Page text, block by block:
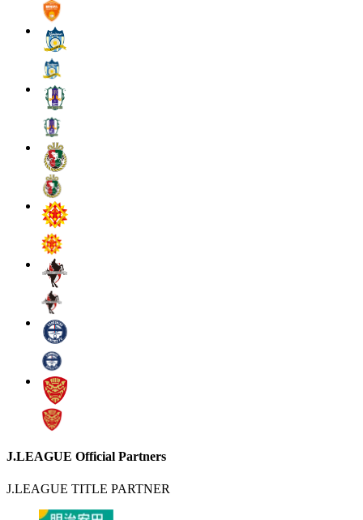
J.LEAGUE Official Partners
J.LEAGUE TITLE PARTNER